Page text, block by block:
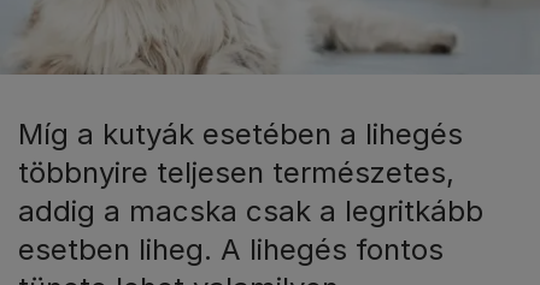
Míg a kutyák esetében a lihegés
többnyire teljesen természetes,
addig a macska csak a legritkább
esetben liheg. A lihegés fontos